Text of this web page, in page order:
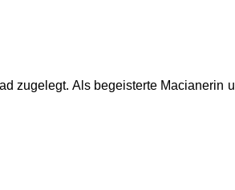
zugelegt. Als begeisterte